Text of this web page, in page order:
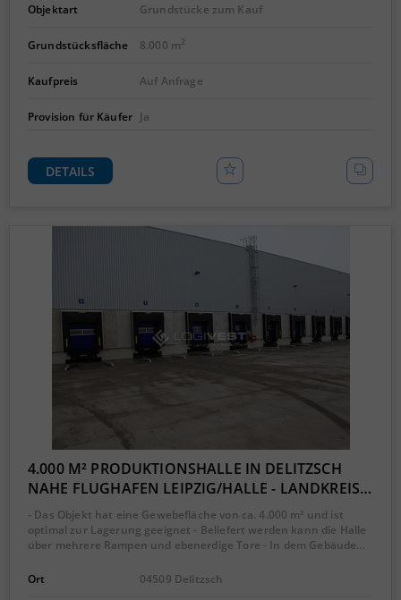
Objektart Grundstücke zum Kauf
Grundstücksfläche 8.000 m2
Kaufpreis Auf Anfrage
Provision für Käufer Ja
DETAILS
4.000 M² PRODUKTIONSHALLE IN DELITZSCH
NAHE FLUGHAFEN LEIPZIG/HALLE - LANDKREIS…
- Das Objekt hat eine Gewebefläche von ca. 4.000 m² und ist
optimal zur Lagerung geeignet - Beliefert werden kann die Halle
über mehrere Rampen und ebenerdige Tore - In dem Gebäude…
Ort 04509 Delitzsch